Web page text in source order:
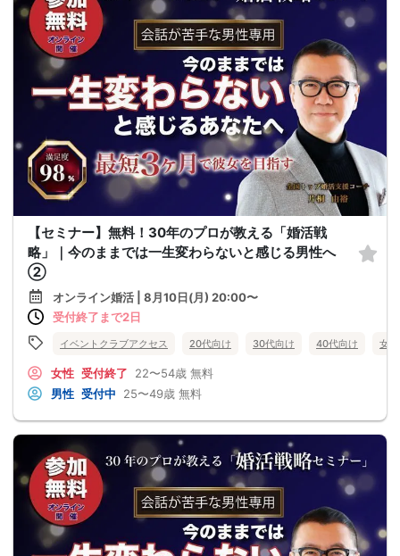
【セミナー】無料！30年のプロが教える「婚活戦
略」｜今のままでは一生変わらないと感じる男性へ
②
オンライン婚活 | 8月10日(月) 20:00〜
受付終了まで2日
イベントクラブアクセス 20代向け 30代向け 40代向け 女
女性 受付終了 22〜54歳 無料
男性 受付中 25〜49歳 無料